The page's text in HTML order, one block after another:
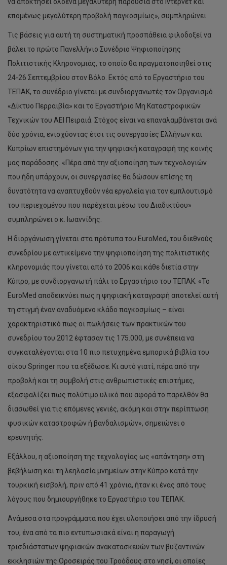
επομένως μεγαλύτερη προβολή παγκοσμίως», συμπληρώνει.
Τις βάσεις για αυτή τη συστηματική προσπάθεια φιλοδοξεί να
βάλει το πρώτο Πανελλήνιο Συνέδριο Ψηφιοποίησης
Πολιτιστικής Κληρονομιάς, το οποίο θα πραγματοποιηθεί στις
24-26 Σεπτεμβρίου στον Βόλο. Εκτός από το Εργαστήριο του
ΤΕΠΑΚ, το συνέδριο γίνεται με συνδιοργανωτές τον Οργανισμό
«Δίκτυο Περραιβία» και το Εργαστήριο Μη Καταστροφικών
Τεχνικών του ΑΕΙ Πειραιά. Στόχος είναι να επαναλαμβάνεται ανά
δύο χρόνια, ενισχύοντας έτσι τις συνεργασίες Ελλήνων και
Κυπρίων επιστημόνων για την ψηφιακή καταγραφή της κοινής
μας παράδοσης. «Πέρα από την αξιοποίηση των τεχνολογιών
που ήδη υπάρχουν, οι συνεργασίες θα δώσουν επίσης τη
δυνατότητα να αναπτυχθούν νέα εργαλεία για τον εμπλουτισμό
του περιεχομένου που παρέχεται μέσω του Διαδικτύου»
συμπληρώνει ο κ. Ιωαννίδης.
Η διοργάνωση γίνεται στα πρότυπα του EuroMed, του διεθνούς
συνεδρίου με αντικείμενο την ψηφιοποίηση της πολιτιστικής
κληρονομιάς που γίνεται από το 2006 και κάθε διετία στην
Κύπρο, με συνδιοργανωτή πάλι το Εργαστήριο του ΤΕΠΑΚ. «Το
EuroMed αποδεικνύει πως η ψηφιακή καταγραφή αποτελεί αυτή
τη στιγμή έναν αναδυόμενο κλάδο παγκοσμίως – είναι
χαρακτηριστικό πως οι πωλήσεις των πρακτικών του
συνεδρίου του 2012 έφτασαν τις 175.000, με συνέπεια να
συγκαταλέγονται στα 10 πιο πετυχημένα εμπορικά βιβλία του
οίκου Springer που τα εξέδωσε. Κι αυτό γιατί, πέρα από την
προβολή και τη συμβολή στις ανθρωπιστικές επιστήμες,
εξασφαλίζει πως πολύτιμο υλικό που αφορά το παρελθόν θα
διασωθεί για τις επόμενες γενιές, ακόμη και στην περίπτωση
φυσικών καταστροφών ή βανδαλισμών», σημειώνει ο
ερευνητής.
Εξάλλου, η αξιοποίηση της τεχνολογίας ως «απάντηση» στη
βεβήλωση και τη λεηλασία μνημείων στην Κύπρο κατά την
τουρκική εισβολή, πριν από 41 χρόνια, ήταν κι ένας από τους
λόγους που δημιουργήθηκε το Εργαστήριο του ΤΕΠΑΚ.
Ανάμεσα στα προγράμματα που έχει υλοποιήσει από την ίδρυσή
του, ένα από τα πιο εντυπωσιακά είναι η παραγωγή
τρισδιάστατων ψηφιακών ανακατασκευών των βυζαντινών
εκκλησιών της Οροσειράς του Τροόδους στο νησί, οι οποίες